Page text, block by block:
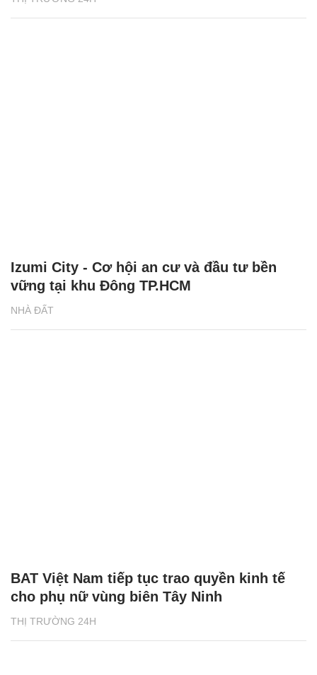
NHÀ ĐẤT
Izumi City - Cơ hội an cư và đầu tư bền
vững tại khu Đông TP.HCM
THỊ TRƯỜNG 24H
BAT Việt Nam tiếp tục trao quyền kinh tế
cho phụ nữ vùng biên Tây Ninh